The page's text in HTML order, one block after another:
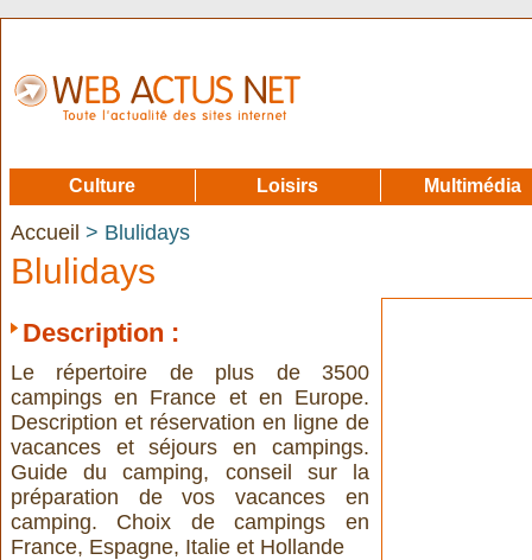
Accueil > Blulidays
Blulidays
Description :
Le répertoire de plus de 3500
campings en France et en Europe.
Description et réservation en ligne de
vacances et séjours en campings.
Guide du camping, conseil sur la
préparation de vos vacances en
camping. Choix de campings en
France, Espagne, Italie et Hollande
Culture Loisirs Multimédia